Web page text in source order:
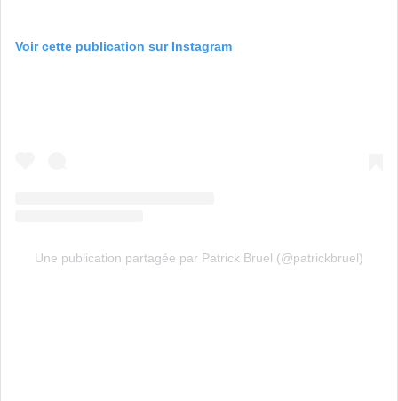
Voir cette publication sur Instagram
Une publication partagée par Patrick Bruel (@patrickbruel)